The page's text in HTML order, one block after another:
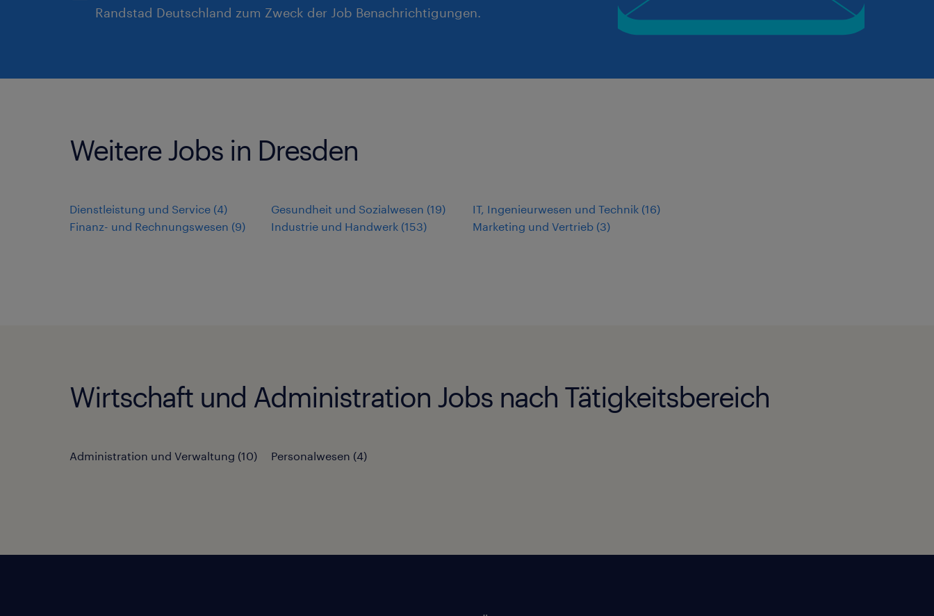
Randstad Deutschland zum Zweck der Job Benachrichtigungen.
Weitere Jobs in Dresden
Dienstleistung und Service (4)
Finanz- und Rechnungswesen (9)
Gesundheit und Sozialwesen (19)
Industrie und Handwerk (153)
IT, Ingenieurwesen und Technik (16)
Marketing und Vertrieb (3)
Wirtschaft und Administration Jobs nach Tätigkeitsbereich
Administration und Verwaltung (10) Personalwesen (4)